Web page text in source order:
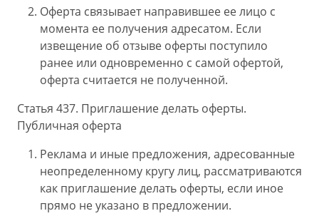
Оферта связывает направившее ее лицо с
момента ее получения адресатом. Если
извещение об отзыве оферты поступило
ранее или одновременно с самой офертой,
оферта считается не полученной.
Статья 437. Приглашение делать оферты.
Публичная оферта
Реклама и иные предложения, адресованные
неопределенному кругу лиц, рассматриваются
как приглашение делать оферты, если иное
прямо не указано в предложении.